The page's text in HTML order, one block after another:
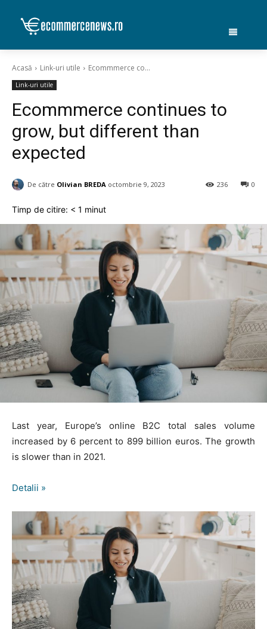
Acasă Link-uri utile Ecommmerce co...
Link-uri utile
Ecommmerce continues to
grow, but different than
expected
De către Olivian BREDA octombrie 9, 2023 0
236
Timp de citire: < 1 minut
Last year, Europe’s online B2C total sales volume
increased by 6 percent to 899 billion euros. The growth
is slower than in 2021.
Detalii »